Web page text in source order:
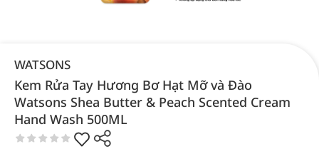
WATSONS
Kem Rửa Tay Hương Bơ Hạt Mỡ và Đào
Watsons Shea Butter & Peach Scented Cream
Hand Wash 500ML